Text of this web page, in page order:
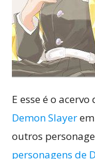
E esse é o
Demon Slayer
outros
personagens de